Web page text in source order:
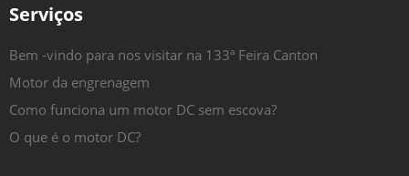
Serviços
Bem -vindo para nos visitar na 133ª Feira Canton
Motor da engrenagem
Como funciona um motor DC sem escova?
O que é o motor DC?